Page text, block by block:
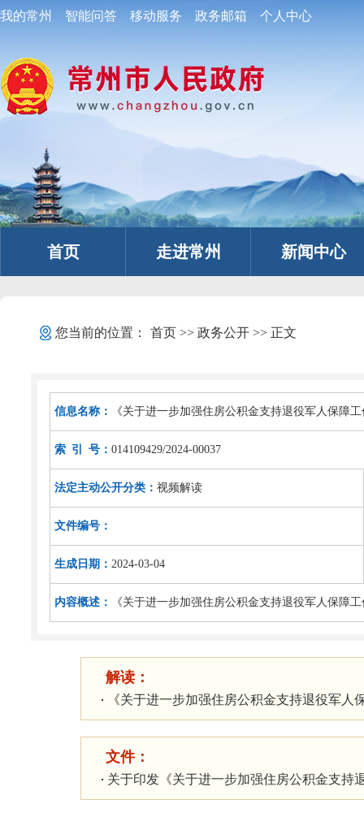
我的常州 智能问答 移动服务 政务邮箱 个人中心
首页 走进常州 新闻中心
您当前的位置： 首页>> 政务公开>> 正文
信息名称： 《关于进一步加强住房公积金支持退役军人保障
索 引 号： 014109429/2024-00037
法定主动公开分类： 视频解读
文件编号：
生成日期： 2024-03-04
内容概述： 《关于进一步加强住房公积金支持退役军人保障
解读：
《关于进一步加强住房公积金支持退役军人
文件：
关于印发《关于进一步加强住房公积金支持